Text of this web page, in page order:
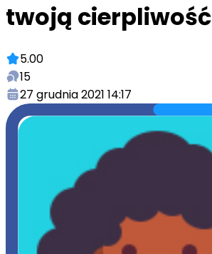
twoją cierpliwość
5.00
15
27 grudnia 2021 14:17